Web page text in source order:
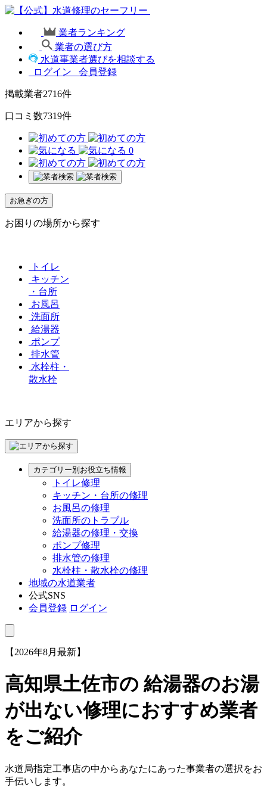
業者ランキング
業者の選び方
水道事業者選びを相談する
ログイン
会員登録
掲載業者2716件
口コミ数7319件
0
お急ぎの方
お困りの場所から探す
トイレ
キッチン
・台所
お風呂
洗面所
給湯器
ポンプ
排水管
水栓柱・
散水栓
エリアから探す
カテゴリー別お役立ち情報
トイレ修理
キッチン・台所の修理
お風呂の修理
洗面所のトラブル
給湯器の修理・交換
ポンプ修理
排水管の修理
水栓柱・散水栓の修理
地域の水道業者
公式SNS
会員登録 ログイン
【2026年8月最新】
高知県土佐市の 給湯器のお湯
が出ない修理におすすめ業者
をご紹介
水道局指定工事店の中からあなたにあった事業者の選択をお
手伝いします。